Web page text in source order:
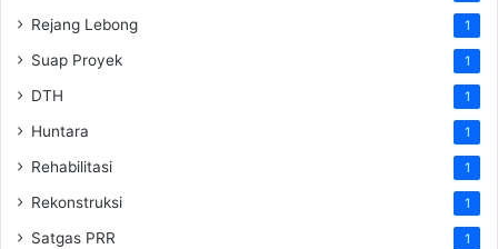
Rejang Lebong 1
Suap Proyek 1
DTH 1
Huntara 1
Rehabilitasi 1
Rekonstruksi 1
Satgas PRR 1